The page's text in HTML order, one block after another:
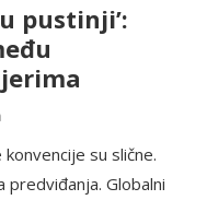
pustinji’:
su slične.
predviđanja. Globalni